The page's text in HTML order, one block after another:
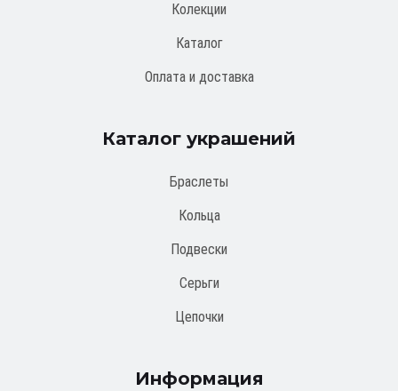
Колекции
Каталог
Оплата и доставка
Каталог украшений
Браслеты
Кольца
Подвески
Серьги
Цепочки
Информация